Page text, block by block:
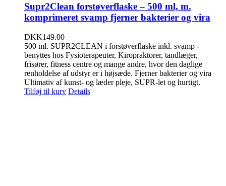
Supr2Clean forstøverflaske – 500 ml, m.
komprimeret svamp fjerner bakterier og vira
DKK149.00
500 ml. SUPR2CLEAN i forstøverflaske inkl. svamp -
benyttes hos Fysioterapeuter, Kiropraktorer, tandlæger,
frisører, fitness centre og mange andre, hvor den daglige
renholdelse af udstyr er i højsæde. Fjerner bakterier og vira
Ultimativ af kunst- og læder pleje, SUPR-let og hurtigt.
Tilføj til kurv Details